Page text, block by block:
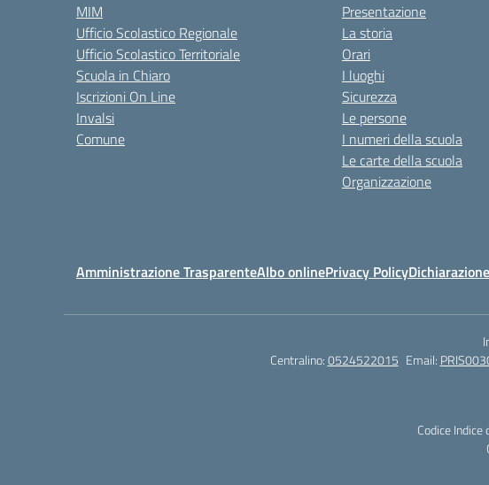
MIM
Ufficio Scolastico Regionale
Ufficio Scolastico Territoriale
Scuola in Chiaro
Iscrizioni On Line
Invalsi
Comune
Presentazione
La storia
Orari
I luoghi
Sicurezza
Le persone
I numeri della scuola
Le carte della scuola
Organizzazione
Amministrazione TrasparenteAlbo onlinePrivacy Policy
Centralino:0524522015 Email:
Codice